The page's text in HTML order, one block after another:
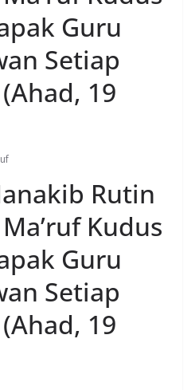
Guru
Setiap
19
Rutin
Kudus
Guru
Setiap
19